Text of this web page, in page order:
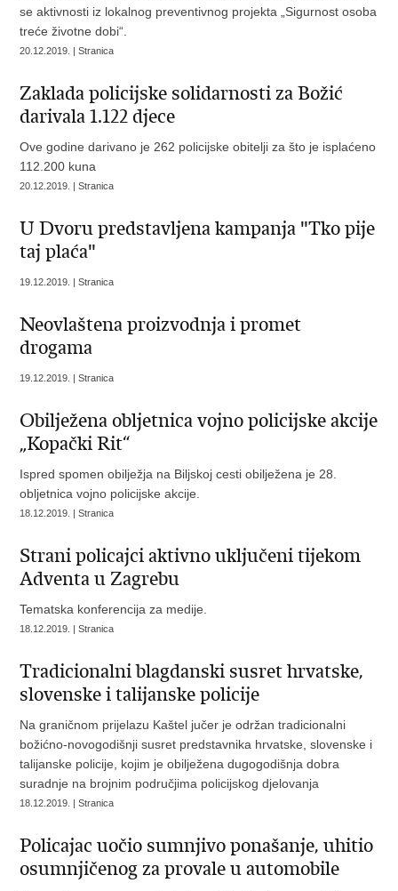
se aktivnosti iz lokalnog preventivnog projekta „Sigurnost osoba
treće životne dobi“.
20.12.2019. | Stranica
Zaklada policijske solidarnosti za Božić
darivala 1.122 djece
Ove godine darivano je 262 policijske obitelji za što je isplaćeno
112.200 kuna
20.12.2019. | Stranica
U Dvoru predstavljena kampanja "Tko pije
taj plaća"
19.12.2019. | Stranica
Neovlaštena proizvodnja i promet
drogama
19.12.2019. | Stranica
Obilježena obljetnica vojno policijske akcije
„Kopački Rit“
Ispred spomen obilježja na Biljskoj cesti obilježena je 28.
obljetnica vojno policijske akcije.
18.12.2019. | Stranica
Strani policajci aktivno uključeni tijekom
Adventa u Zagrebu
Tematska konferencija za medije.
18.12.2019. | Stranica
Tradicionalni blagdanski susret hrvatske,
slovenske i talijanske policije
Na graničnom prijelazu Kaštel jučer je održan tradicionalni
božićno-novogodišnji susret predstavnika hrvatske, slovenske i
talijanske policije, kojim je obilježena dugogodišnja dobra
suradnje na brojnim područjima policijskog djelovanja
18.12.2019. | Stranica
Policajac uočio sumnjivo ponašanje, uhitio
osumnjičenog za provale u automobile